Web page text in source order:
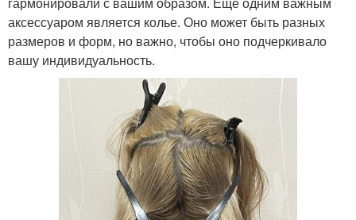
аксессуаром является колье. Оно может быть разных
размеров и форм, но важно, чтобы оно подчеркивало
вашу индивидуальность.